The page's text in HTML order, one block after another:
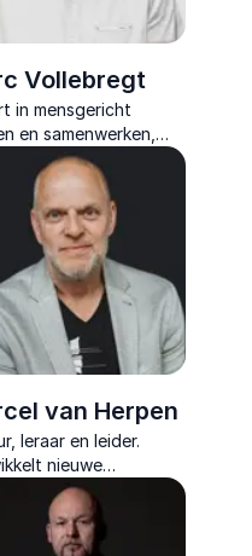
Vollebregt
in mensgericht
en samenwerken,
ervaring in
en het
van moderne
van Herpen
leraar en leider.
nieuwe
en
opvoeders. Zijn
is dat geen kind